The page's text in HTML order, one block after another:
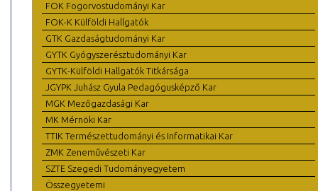
FOK Fogorvostudományi Kar
FOK-K Külföldi Hallgatók
GTK Gazdaságtudományi Kar
GYTK Gyógyszerésztudományi Kar
GYTK-Külföldi Hallgatók Titkársága
JGYPK Juhász Gyula Pedagógusképző Kar
MGK Mezőgazdasági Kar
MK Mérnöki Kar
TTIK Természettudományi és Informatikai Kar
ZMK Zeneművészeti Kar
SZTE Szegedi Tudományegyetem
Összegyetemi